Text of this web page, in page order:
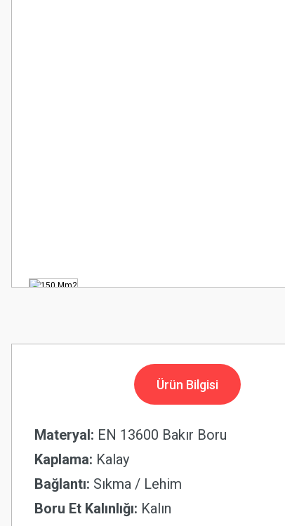
Ürün Bilgisi
Materyal: EN 13600 Bakır Boru
Kaplama: Kalay
Bağlantı: Sıkma / Lehim
Boru Et Kalınlığı: Kalın